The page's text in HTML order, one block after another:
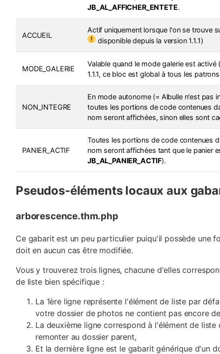
JB_AL_AFFICHER_ENTETE.
ACCUEIL
Actif uniquement lorsque l'on se trouve
disponible depuis la version 1.1.1)
MODE_GALERIE
Valable quand le mode galerie est activé
1.1.1, ce bloc est global à tous les
NON_INTEGRE
En mode autonome (= Albulle n'est pas
toutes les portions de code contenues
nom seront affichées, sinon elles sont
PANIER_ACTIF
Toutes les portions de code contenues
nom seront affichées tant que le panier
JB_AL_PANIER_ACTIF).
Pseudos-éléments locaux aux
arborescence.thm.php
Ce gabarit est un peu particulier puiqu'il possède une
doit en aucun cas être modifiée.
Vous y trouverez trois lignes, chacune d'elles
de liste bien spécifique :
La 1ère ligne représente l'élément de liste par
votre dossier de photos ne contient pas encore
La deuxième ligne correspond à l'élément de liste
remonter au dossier parent,
Et la dernière ligne est le gabarit générique d'un